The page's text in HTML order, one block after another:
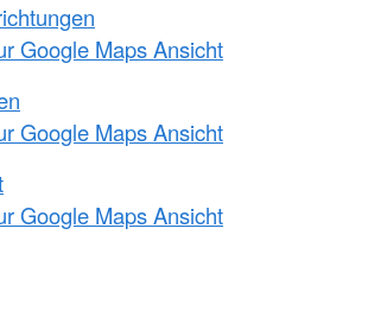
Google Maps Ansicht
Google Maps Ansicht
Google Maps Ansicht